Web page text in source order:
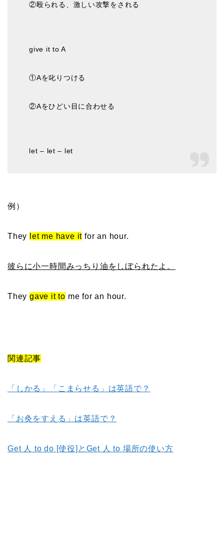
②殴られる、激しい攻撃をされる
give it to A
①Aを叱りつける
②Aをひどい目に合わせる
let – let – let
例）
They let me have it for an hour.
彼らに小一時間みっちり油をしぼられたよ。
They gave it to me for an hour.
関連記事
「しかる」「こまらせる」は英語で？
「お灸をすえる」は英語で？
Get 人 to do [使役]とGet 人 to 場所の使い方